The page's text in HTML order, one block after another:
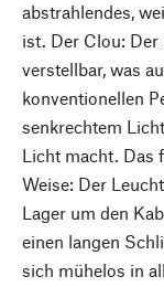
abstrahlendes,
ist. Der Clou:
verstellbar, was
konventionellen
senkrechtem
Licht macht. Das
Weise: Der
Lager um den
einen langen
sich mühelos in